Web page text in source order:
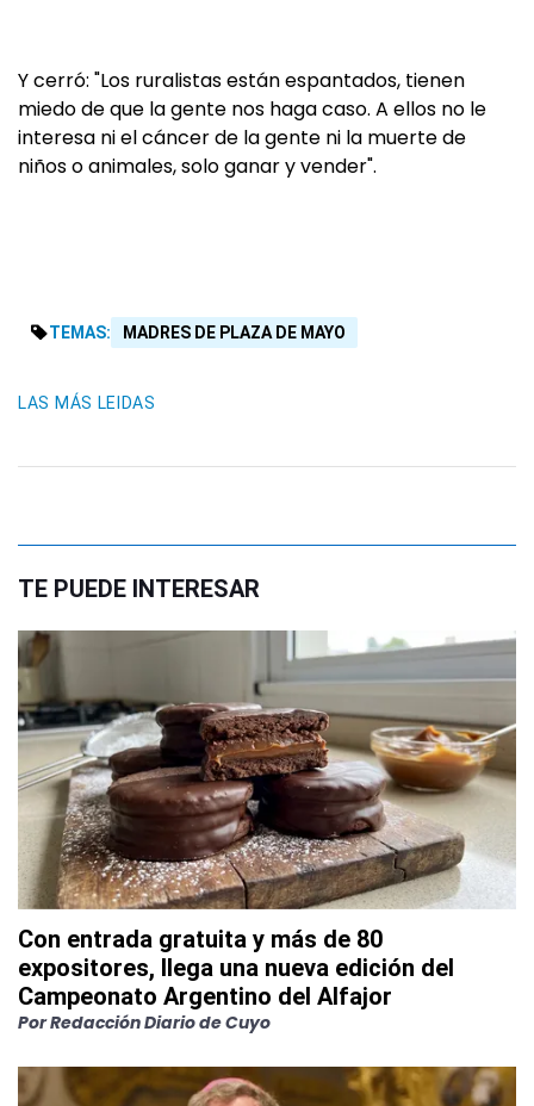
Y cerró: "Los ruralistas están espantados, tienen
miedo de que la gente nos haga caso. A ellos no le
interesa ni el cáncer de la gente ni la muerte de
niños o animales, solo ganar y vender".
TEMAS: MADRES DE PLAZA DE MAYO
LAS MÁS LEIDAS
TE PUEDE INTERESAR
Con entrada gratuita y más de 80
expositores, llega una nueva edición del
Campeonato Argentino del Alfajor
PorRedacción Diario de Cuyo